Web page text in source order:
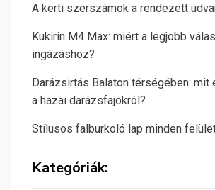
A kerti szerszámok a rendezett
Kukirin M4 Max: miért a legjobb
ingázáshoz?
Darázsirtás Balaton térségében: mit
a hazai darázsfajokról?
Stílusos falburkoló lap minden
Kategóriák: